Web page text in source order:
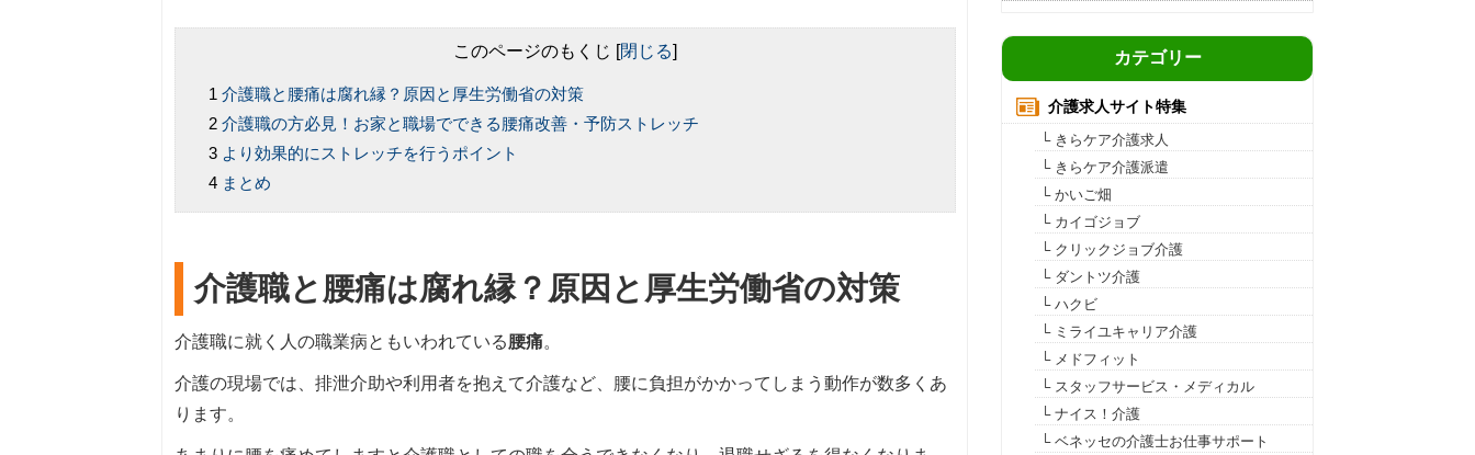
このページのもくじ [閉じる]
介護職と腰痛は腐れ縁？原因と厚生労働省の対策
介護職の方必見！お家と職場でできる腰痛改善・予防ストレッチ
より効果的にストレッチを行うポイント
まとめ
介護職と腰痛は腐れ縁？原因と厚生労働省の対策
介護職に就く人の職業病ともいわれている腰痛。
介護の現場では、排泄介助や利用者を抱えて介護など、腰に負担がかかってしまう動作が数多くあ
ります。
カテゴリー
介護求人サイト特集
└ きらケア介護求人
└ きらケア介護派遣
└ かいご畑
└ カイゴジョブ
└ クリックジョブ介護
└ ダントツ介護
└ ハクビ
└ ミライユキャリア介護
└ メドフィット
└ スタッフサービス・メディカル
└ ナイス！介護
└ ベネッセの介護士お仕事サポート